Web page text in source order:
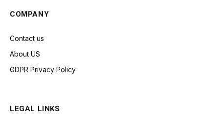
COMPANY
Contact us
About US
GDPR Privacy Policy
LEGAL LINKS